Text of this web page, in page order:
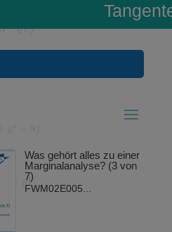
Was gehört alles zu einer
Marginalanalyse? (3 von
7)
FWM02E005...